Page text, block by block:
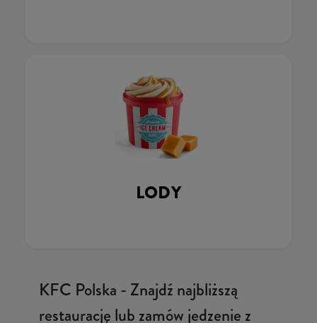
LODY
KFC Polska - Znajdź najbliższą
restaurację lub zamów jedzenie z